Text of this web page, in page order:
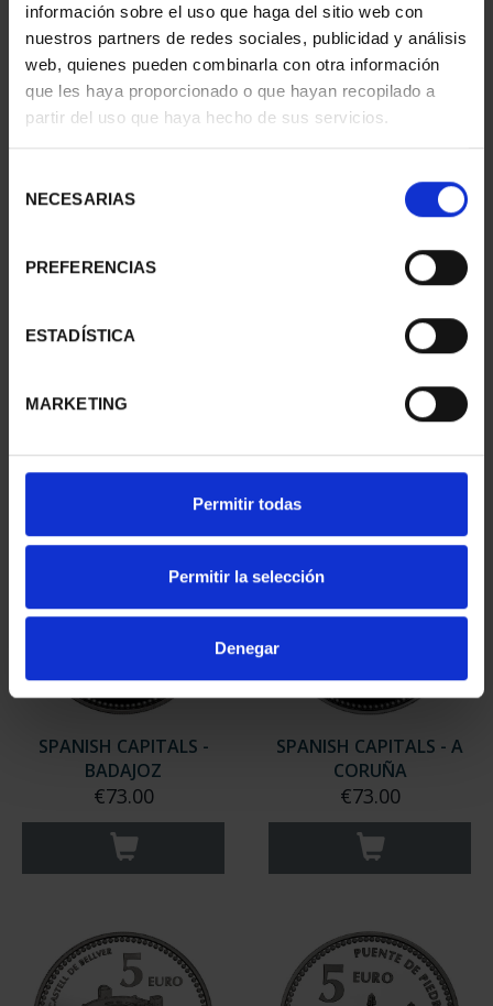
información sobre el uso que haga del sitio web con
nuestros partners de redes sociales, publicidad y análisis
web, quienes pueden combinarla con otra información
que les haya proporcionado o que hayan recopilado a
partir del uso que haya hecho de sus servicios.
NECESARIAS
PREFERENCIAS
ESTADÍSTICA
MARKETING
Permitir todas
Permitir la selección
Denegar
SPANISH CAPITALS -
€73.00
SPANISH CAPITALS -
SPANISH CAPITALS -
BADAJOZ
€73.00
SPANISH CAPITALS - A
CORUÑA
€73.00